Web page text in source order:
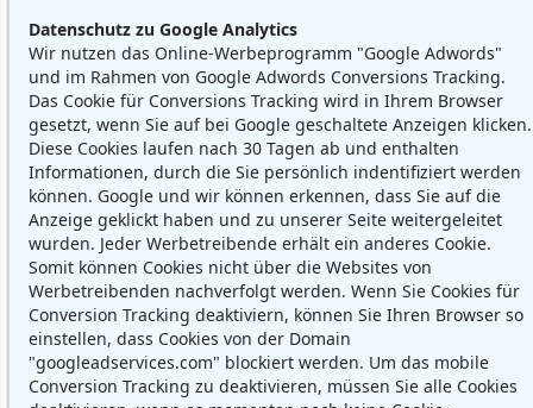
Datenschutz zu Google Analytics
Wir nutzen das Online-Werbeprogramm "Google Adwords"
und im Rahmen von Google Adwords Conversions Tracking.
Das Cookie für Conversions Tracking wird in Ihrem Browser
gesetzt, wenn Sie auf bei Google geschaltete Anzeigen klicken.
Diese Cookies laufen nach 30 Tagen ab und enthalten
Informationen, durch die Sie persönlich indentifiziert werden
können. Google und wir können erkennen, dass Sie auf die
Anzeige geklickt haben und zu unserer Seite weitergeleitet
wurden. Jeder Werbetreibende erhält ein anderes Cookie.
Somit können Cookies nicht über die Websites von
Werbetreibenden nachverfolgt werden. Wenn Sie Cookies für
Conversion Tracking deaktiviern, können Sie Ihren Browser so
einstellen, dass Cookies von der Domain
"googleadservices.com" blockiert werden. Um das mobile
Conversion Tracking zu deaktivieren, müssen Sie alle Cookies